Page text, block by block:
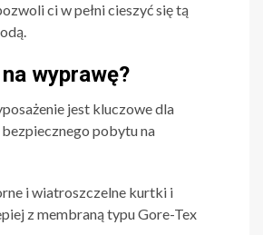
ci w pełni cieszyć się tą
wyprawę?
jest kluczowe dla
pobytu na
i wiatroszczelne kurtki i
z membraną typu Gore-Tex